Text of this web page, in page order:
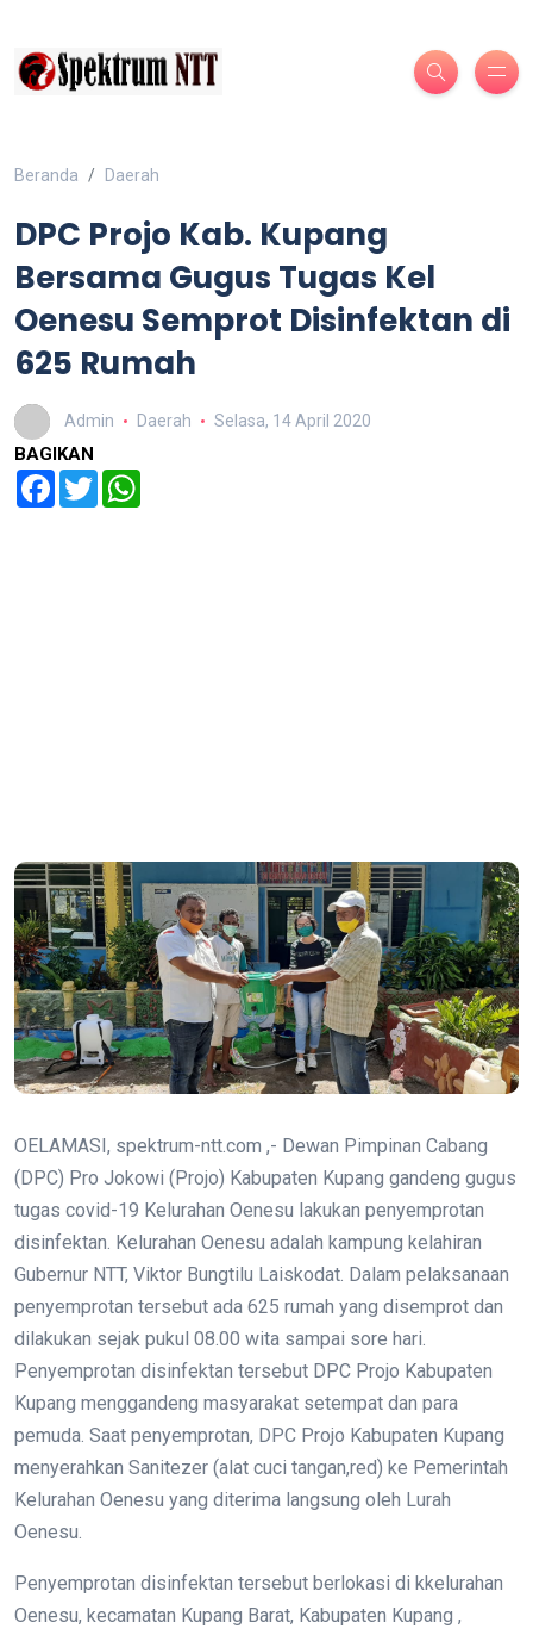
Beranda Daerah
DPC Projo Kab. Kupang
Bersama Gugus Tugas Kel
Oenesu Semprot Disinfektan di
625 Rumah
Admin Daerah Selasa, 14 April 2020
BAGIKAN
Facebook
Twitter
OELAMASI, spektrum-ntt.com ,- Dewan Pimpinan Cabang
(DPC) Pro Jokowi (Projo) Kabupaten Kupang gandeng gugus
tugas covid-19 Kelurahan Oenesu lakukan penyemprotan
disinfektan. Kelurahan Oenesu adalah kampung kelahiran
Gubernur NTT, Viktor Bungtilu Laiskodat. Dalam pelaksanaan
penyemprotan tersebut ada 625 rumah yang disemprot dan
dilakukan sejak pukul 08.00 wita sampai sore hari.
Penyemprotan disinfektan tersebut DPC Projo Kabupaten
Kupang menggandeng masyarakat setempat dan para
pemuda. Saat penyemprotan, DPC Projo Kabupaten Kupang
menyerahkan Sanitezer (alat cuci tangan,red) ke Pemerintah
Kelurahan Oenesu yang diterima langsung oleh Lurah
Oenesu.
Penyemprotan disinfektan tersebut berlokasi di kkelurahan
Oenesu, kecamatan Kupang Barat, Kabupaten Kupang ,